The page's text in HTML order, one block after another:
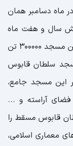
ماه دسامبر همان
سال و هفت ماه
طول کشید. جالب است بدانیم در ساخت این مسجد 300000 تن
سلطان قابوس
این مسجد جامع،
آراسته و ...
قابوس مسقط را
معماری اسلامی،